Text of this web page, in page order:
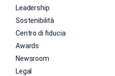
Leadership
Sostenibilità
Centro di fiducia
Awards
Newsroom
Legal